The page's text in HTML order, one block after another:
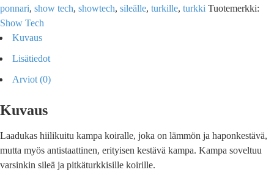
ponnari, show tech, showtech, sileälle, turkille, turkki Tuotemerkki:
Show Tech
Kuvaus
Lisätiedot
Arviot (0)
Kuvaus
Laadukas hiilikuitu kampa koiralle, joka on lämmön ja haponkestävä,
mutta myös antistaattinen, erityisen kestävä kampa. Kampa soveltuu
varsinkin sileä ja pitkäturkkisille koirille.